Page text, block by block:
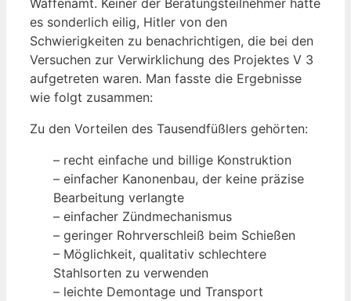
es sonderlich eilig, Hitler von den
Schwierigkeiten zu benachrichtigen, die bei den
Versuchen zur Verwirklichung des Projektes V 3
aufgetreten waren. Man fasste die Ergebnisse
wie folgt zusammen:
Zu den Vorteilen des Tausendfüßlers gehörten:
– recht einfache und billige Konstruktion
– einfacher Kanonenbau, der keine präzise
Bearbeitung verlangte
– einfacher Zündmechanismus
– geringer Rohrverschleiß beim Schießen
– Möglichkeit, qualitativ schlechtere
Stahlsorten zu verwenden
– leichte Demontage und Transport